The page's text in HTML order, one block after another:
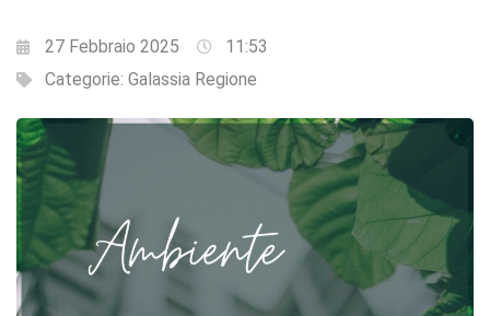
27 Febbraio 2025
11:53
Categorie: Galassia Regione